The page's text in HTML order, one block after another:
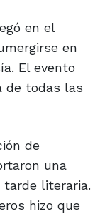
en el
en
El evento
de todas las
de
una
tarde literaria.
hizo que